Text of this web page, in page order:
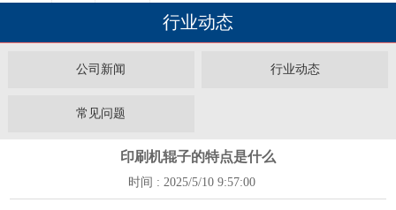
行业动态
公司新闻 行业动态
常见问题
印刷机辊子的特点是什么
时间 : 2025/5/10 9:57:00